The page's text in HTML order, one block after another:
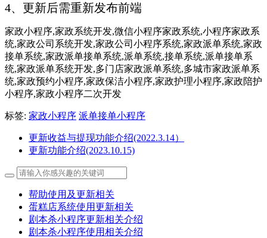
4、更新后需重新发布前端
家政小程序,家政系统开发,微信小程序家政系统,小程序家政系
统,家政公司系统开发,家政公司小程序系统,家政派单系统,家政
接单系统,家政派单接单系统,派单系统,接单系统,派单接单系
统,家政派单系统开发,多门店家政派单系统,多城市家政派单系
统,家政预约小程序,家政保洁小程序,家政护理小程序,家政陪护
小程序,家政小程序二次开发
标签: 家政小程序 派单接单小程序
更新收益与提现功能介绍(2022.3.14）
更新功能介绍(2023.10.15)
帮助使用及更新相关
蛋糕店系统使用更新相关
剧本杀小程序更新相关介绍
剧本杀小程序使用相关介绍